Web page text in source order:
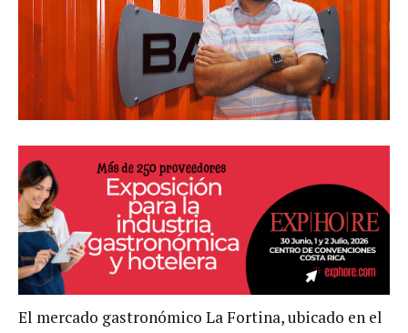
El mercado gastronómico La Fortina, ubicado en el